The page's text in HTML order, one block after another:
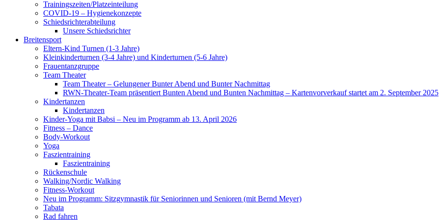
Trainingszeiten/Platzeinteilung
COVID-19 – Hygienekonzepte
Schiedsrichterabteilung
Unsere Schiedsrichter
Breitensport
Eltern-Kind Turnen (1-3 Jahre)
Kleinkinderturnen (3-4 Jahre) und Kinderturnen (5-6 Jahre)
Frauentanzgruppe
Team Theater
Team Theater – Gelungener Bunter Abend und Bunter Nachmittag
RWN-Theater-Team präsentiert Bunten Abend und Bunten Nachmittag – Kartenvorverkauf startet am 2. September 2025
Kindertanzen
Kindertanzen
Kinder-Yoga mit Babsi – Neu im Programm ab 13. April 2026
Fitness – Dance
Body-Workout
Yoga
Faszientraining
Faszientraining
Rückenschule
Walking/Nordic Walking
Fitness-Workout
Neu im Programm: Sitzgymnastik für Seniorinnen und Senioren (mit Bernd Meyer)
Tabata
Rad fahren